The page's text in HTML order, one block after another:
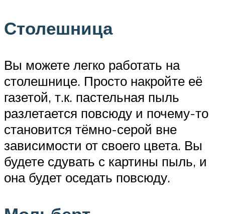
Столешница
Вы можете легко работать на
столешнице. Просто накройте её
газетой, т.к. пастельная пыль
разлетается повсюду и почему-то
становится тёмно-серой вне
зависимости от своего цвета. Вы
будете сдувать с картины пыль, и
она будет оседать повсюду.